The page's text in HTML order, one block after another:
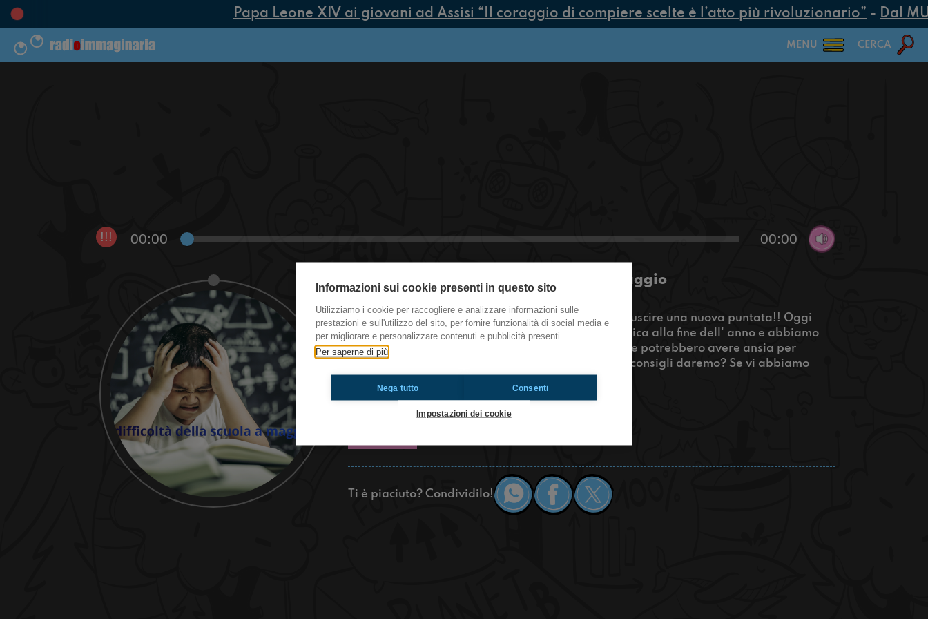
Papa Leone XIV ai giovani ad Assisi “Il coraggio di compiere scelte è l’atto più rivoluzionario”- Dal
MENU CERCA
!!! 00:00 00:00
#Toscanella Difficoltà della scuola a maggio
Ciao a tutti, la vostra redazione del cuore ha fatto uscire una nuova puntata!! Oggi
abbiamo parlato di quanto è difficile la vita scolastica alla fine dell' anno e abbiamo
dato dei consigli agli studenti di seconda media che potrebbero avere ansia per
l'esame di terza. Di che cosa ci lamenteremo? Che consigli daremo? Se vi abbiamo
incuriosito cliccate play!
https://www.radioimmaginaria.it
Ti è piaciuto? Condividilo!
Informazioni sui cookie presenti in questo sito
Utilizziamo i cookie per raccogliere e analizzare informazioni sulle
prestazioni e sull'utilizzo del sito, per fornire funzionalità di social media e
per migliorare e personalizzare contenuti e pubblicità presenti.
Per saperne di più
Nega tutto Consenti
Impostazioni dei cookie